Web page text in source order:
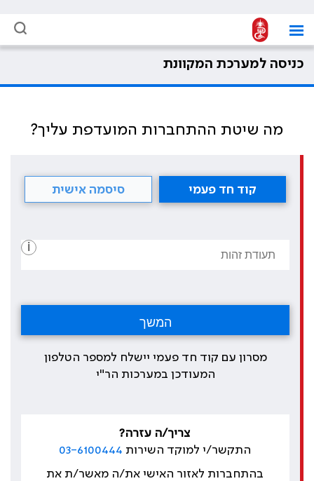
כניסה למערכת המקוונת
מה שיטת ההתחברות המועדפת עליך?
קוד חד פעמי סיסמה אישית
i
מסרון עם קוד חד פעמי יישלח למספר הטלפון
המעודכן במערכות הר"י
צריך/ה עזרה?
התקשר/י למוקד השירות 03-6100444
בהתחברות לאזור האישי את/ה מאשר/ת את